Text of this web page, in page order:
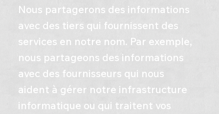
Nous partagerons des informations
avec des tiers qui fournissent des
services en notre nom. Par exemple,
nous partageons des informations
avec des fournisseurs qui nous
aident à gérer notre infrastructure
informatique ou qui traitent vos